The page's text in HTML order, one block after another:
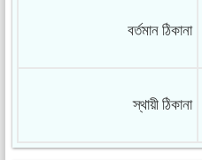
বর্তমান ঠিকানা
স্থায়ী ঠিকানা